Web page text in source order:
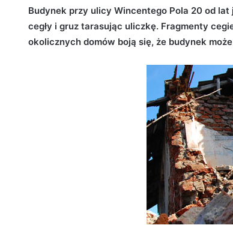
a
Budynek przy ulicy Wincentego Pola 20 od lat
cegły i gruz tarasując uliczkę. Fragmenty
okolicznych domów boją się, że budynek